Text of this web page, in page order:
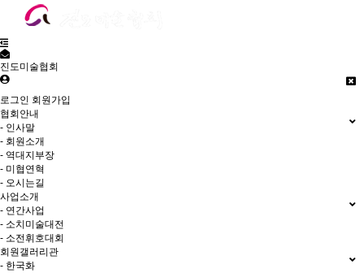
진도미술협회
로그인 회원가입
협회안내
- 인사말
- 회원소개
- 역대지부장
- 미협연혁
- 오시는길
사업소개
- 연간사업
- 소치미술대전
- 소전휘호대회
회원갤러리관
- 한국화